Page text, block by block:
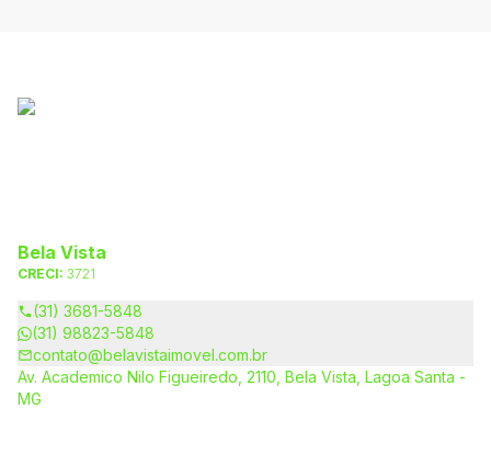
Bela Vista
CRECI: 3721
(31) 3681-5848
(31) 98823-5848
contato@belavistaimovel.com.br
Av. Academico Nilo Figueiredo, 2110, Bela Vista, Lagoa Santa -
MG